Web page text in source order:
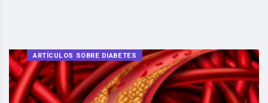
ARTÍCULOS SOBRE DIABETES